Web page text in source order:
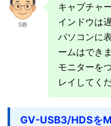
S爺
キャプチャ
インドウは
パソコンに
ームはでき
モニターを
レイしてく
GV-USB3/HDSを